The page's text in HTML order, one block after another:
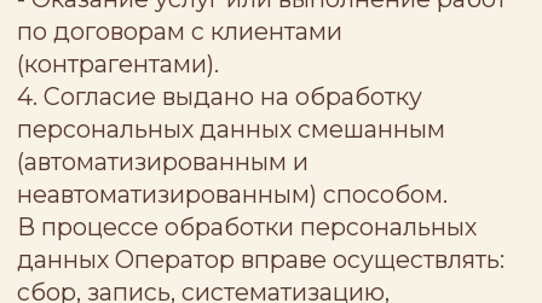
5157746100716, ИНН/КПП
7708274185/771501001, адрес 127055, г.
Москва, ул. Образцова, д. 4, стр. 1, эт/пом
1-5/1-5. Ссылка на политику
конфиденциальности ООО
"УАЙКЛАЕНТС" -
https://www.yclients.com/info/confidential
ссылка на пользовательское соглашение
ООО "УАЙКЛАЕНТС" -
https://www.yclients.com/info/user-
agreement
- партнерам, привлекаемым Оператором
для исполнения своих договорных